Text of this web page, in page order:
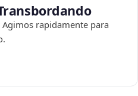
rapidamente para